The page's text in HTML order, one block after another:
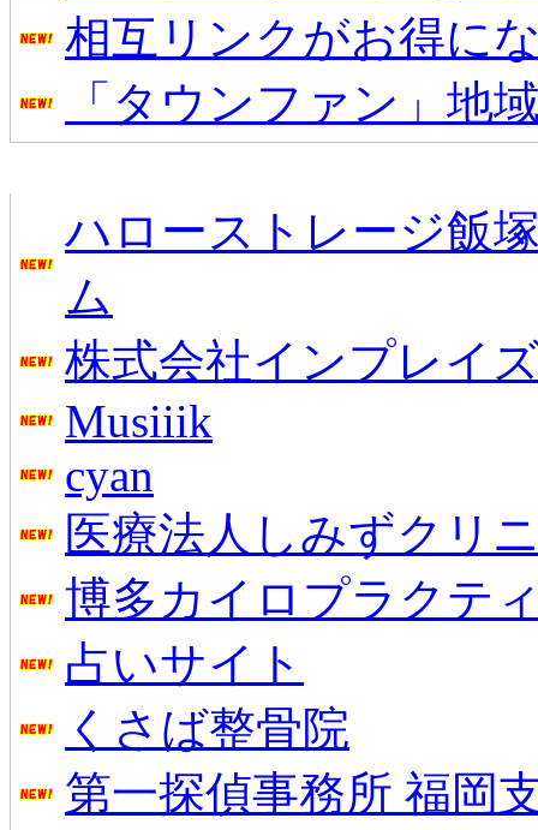
相互リンクがお得に
「タウンファン」地
ハローストレージ飯
ム
株式会社インプレイ
Musiiik
cyan
医療法人しみずクリ
博多カイロプラクテ
占いサイト
くさば整骨院
第一探偵事務所 福岡